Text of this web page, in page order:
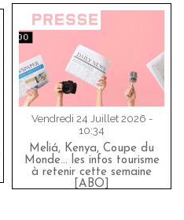
Vendredi 24 Juillet 2026 -
10:34
Meliá, Kenya, Coupe du
Monde… les infos tourisme
à retenir cette semaine
[ABO]